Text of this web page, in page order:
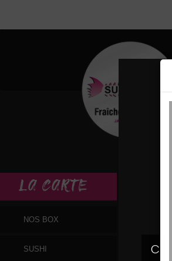
LA CARTE
NOS BOX
SUSHI